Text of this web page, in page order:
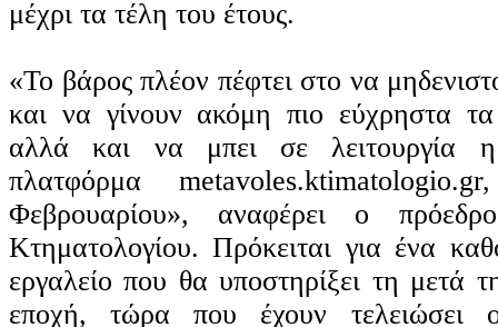
μέχρι τα τέλη του έτους.
«Το βάρος πλέον πέφτει στο να
και να γίνουν ακόμη πιο εύχρηστα
αλλά και να μπει σε λειτουργία η
πλατφόρμα
Φεβρουαρίου», αναφέρει ο
Κτηματολογίου. Πρόκειται για ένα
εργαλείο που θα υποστηρίξει τη μετά
εποχή, τώρα που έχουν τελειώσει